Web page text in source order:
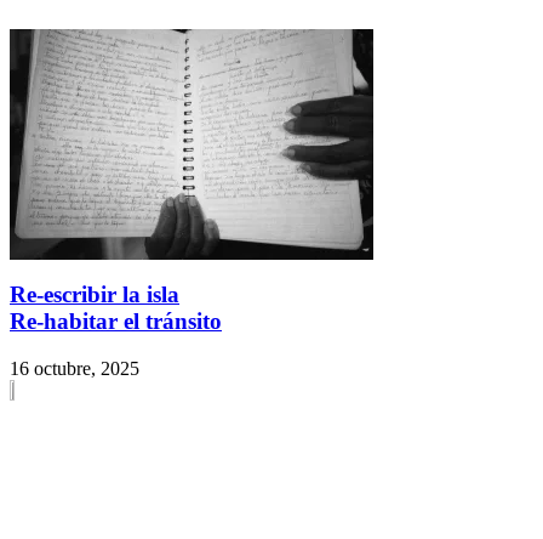
Re-escribir la isla
Re-habitar el tránsito
16 octubre, 2025